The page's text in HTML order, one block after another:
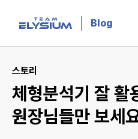
Blog
스토리
체형분석기 잘 활
원장님들만 보세